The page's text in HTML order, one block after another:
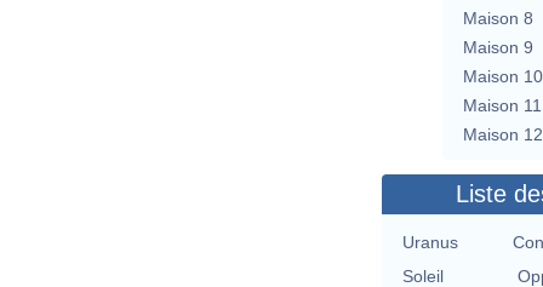
Maison 8
Maison 9
Maison 10
Maison 11
Maison 12
Liste
Uranus
Soleil